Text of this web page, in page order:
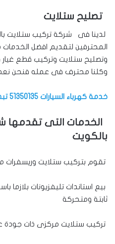
تصليح ستلايت
لدينا فى شركة تركيب ستلايت
المحترفين لتقديم افضل
وتصليح ستلايت وتركيب قطع
وكلنا محترف فى عمله فنحن
خدمة كهرباء السيارات 51350135 تبديل بطارية السالمية الرميثية
الخدمات التى تقدمها
بالكويت
تقوم بتركيب ستلايت وريسفرات
بيع استاندات تليفزيونات بلازما
ثابتة ومتحركة
تركيب ستلايت مركزى ذات جودة